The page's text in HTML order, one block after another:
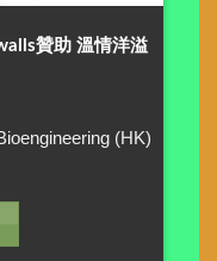
贊助 溫情洋溢
(HK)